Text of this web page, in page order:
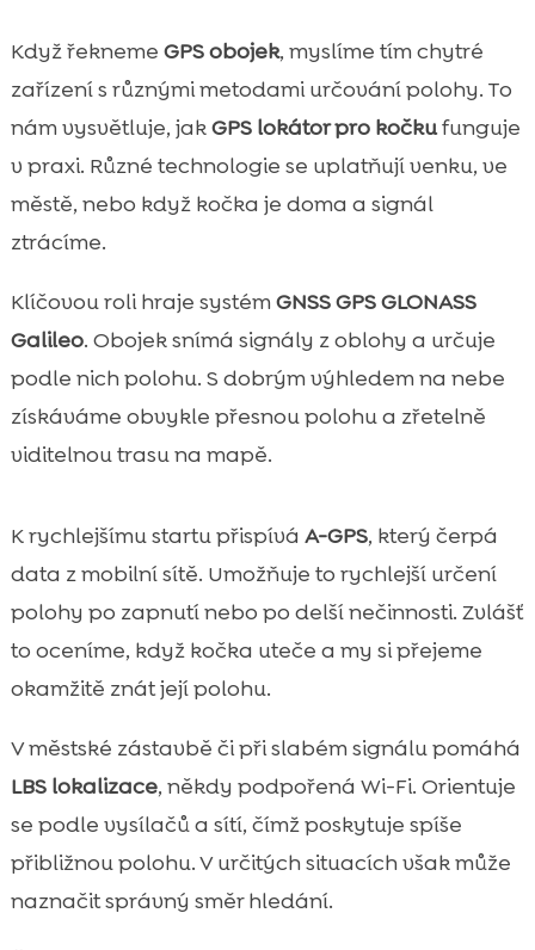
Když řekneme GPS obojek, myslíme tím chytré
zařízení s různými metodami určování polohy. To
nám vysvětluje, jakGPS lokátor pro kočkufunguje
v praxi. Různé technologie se uplatňují venku, ve
městě, nebo když kočka je doma a signál
ztrácíme.
Klíčovou roli hraje systémGNSS GPS GLONASS
Galileo. Obojek snímá signály z oblohy a určuje
podle nich polohu. S dobrým výhledem na nebe
získáváme obvykle přesnou polohu a zřetelně
viditelnou trasu na mapě.
K rychlejšímu startu přispívá A-GPS, který čerpá
data z mobilní sítě. Umožňuje to rychlejší určení
polohy po zapnutí nebo po delší nečinnosti. Zvlášť
to oceníme, když kočka uteče a my si přejeme
okamžitě znát její polohu.
V městské zástavbě či při slabém signálu pomáhá
LBS lokalizace, někdy podpořená Wi-Fi. Orientuje
se podle vysílačů a sítí, čímž poskytuje spíše
přibližnou polohu. V určitých situacích však může
naznačit správný směr hledání.